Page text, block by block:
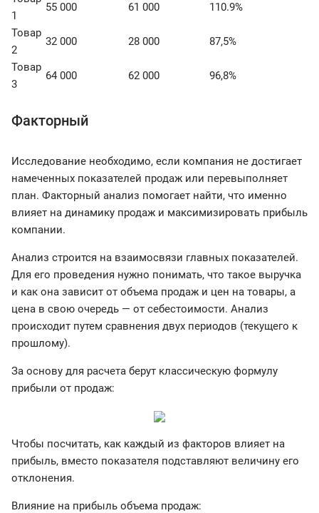
1
55 000 61 000
110.9%
Товар
2
32 000 28 000
87,5%
Товар
3
64 000 62 000 96,8%
Факторный
Исследование необходимо, если компания не достигает
намеченных показателей продаж или перевыполняет
план. Факторный анализ помогает найти, что именно
влияет на динамику продаж и максимизировать прибыль
компании.
Анализ строится на взаимосвязи главных показателей.
Для его проведения нужно понимать, что такое выручка
и как она зависит от объема продаж и цен на товары, а
цена в свою очередь — от себестоимости. Анализ
происходит путем сравнения двух периодов (текущего к
прошлому).
За основу для расчета берут классическую формулу
прибыли от продаж:
Чтобы посчитать, как каждый из факторов влияет на
прибыль, вместо показателя подставляют величину его
отклонения.
Влияние на прибыль объема продаж: